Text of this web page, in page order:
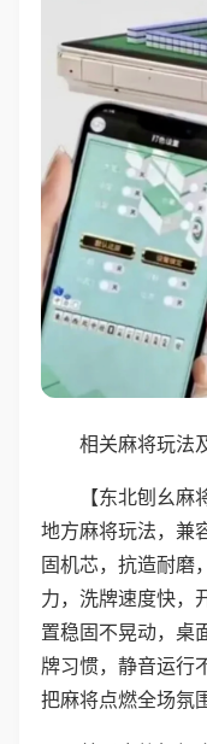
相关麻将玩法
【东北刨幺
地方麻将玩法，兼
固机芯，抗造耐磨
力，洗牌速度快，
置稳固不晃动，桌
牌习惯，静音运行
把麻将点燃全场氛